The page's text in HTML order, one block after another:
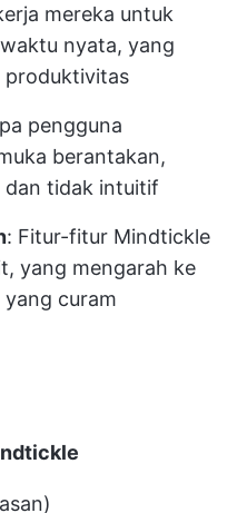
mereka untuk
nyata, yang
produktivitas
pengguna
berantakan,
dan tidak intuitif
: Fitur-fitur Mindtickle
yang mengarah ke
curam